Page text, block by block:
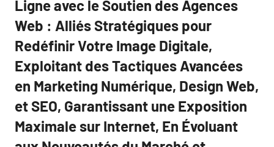
Ligne avec le Soutien des Agences
Web : Alliés Stratégiques pour
Redéfinir Votre Image Digitale,
Exploitant des Tactiques Avancées
en Marketing Numérique, Design Web,
et SEO, Garantissant une Exposition
Maximale sur Internet, En Évoluant